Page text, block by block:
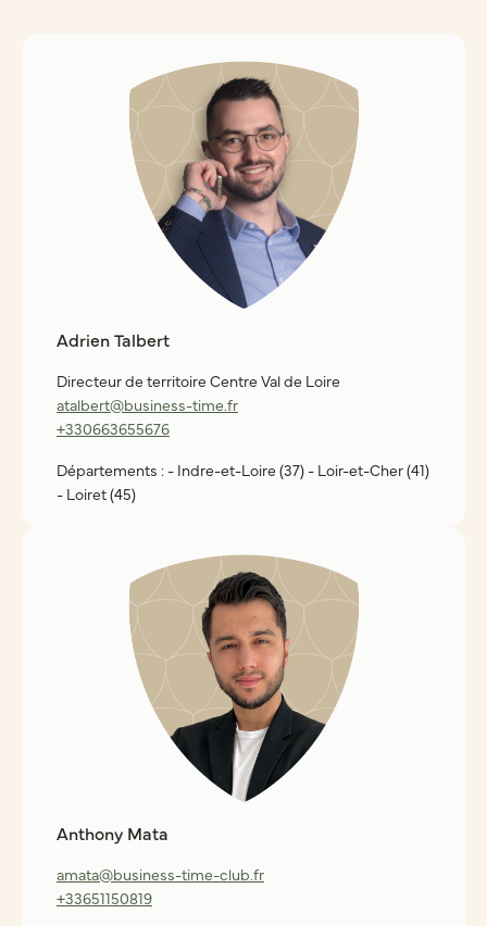
Adrien Talbert
Directeur de territoire Centre Val de Loire
atalbert@business-time.fr
+330663655676
Départements : - Indre-et-Loire (37) - Loir-et-Cher (41)
- Loiret (45)
Anthony Mata
amata@business-time-club.fr
+33651150819